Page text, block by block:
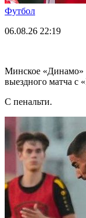
Футбол
06.08.26 22:19
Минское «Динамо»
выездного матча с
С пенальти.